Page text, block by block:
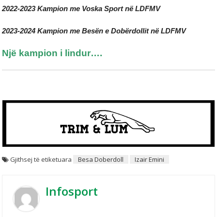
2022-2023 Kampion me Voska Sport në LDFMV
2023-2024 Kampion me Besën e Dobërdollit në LDFMV
Një kampion i lindur….
Gjithsej të etiketuara Besa Doberdoll Izair Emini
Infosport